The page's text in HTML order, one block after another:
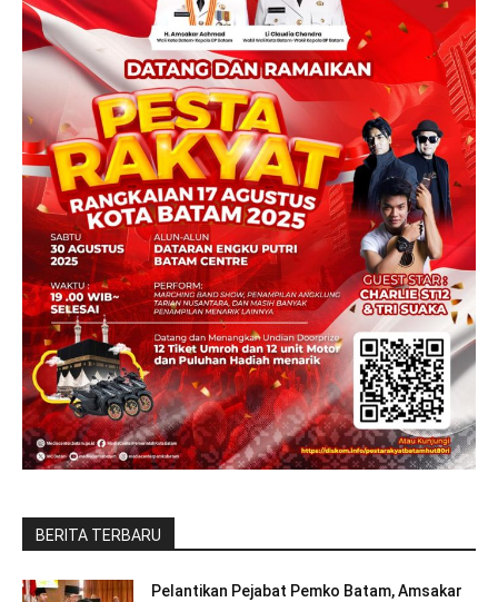
BERITA TERBARU
Pelantikan Pejabat Pemko Batam, Amsakar